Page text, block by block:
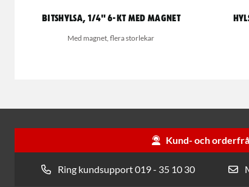
Bitshylsa, 1/4" 6-kt med magnet
Med magnet, flera storlekar
Kund- och
Ring kundsupport 019 - 35 10 30